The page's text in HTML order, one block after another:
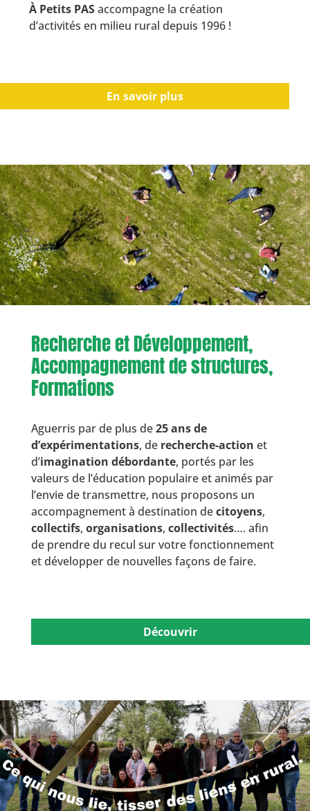
À Petits PASaccompagne la création
d’activités en milieu rural depuis 1996 !
En savoir plus
Recherche et Développement,
Accompagnement de structures,
Formations
Aguerris par de plus de25 ans de
d’expérimentations, de recherche-action et
d’imagination débordante, portés par les
valeurs de l’éducation populaire et animés par
l’envie de transmettre, nous proposons un
accompagnement à destination decitoyens,
collectifs, organisations, collectivités…. afin
de prendre du recul sur votre fonctionnement
et développer de nouvelles façons de faire.
Découvrir